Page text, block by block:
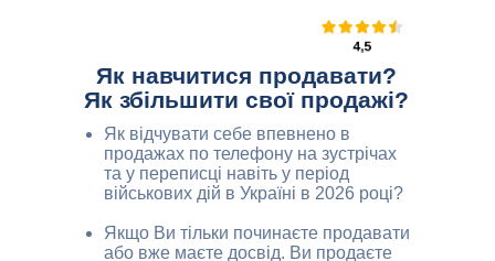
Як навчитися продавати?
Як збільшити свої продажі?
Як відчувати себе впевнено в
продажах по телефону на зустрічах
та у переписці навіть у період
військових дій в Україні в 2026 році?
Якщо Ви тільки починаєте продавати
або вже маєте досвід. Ви продаєте